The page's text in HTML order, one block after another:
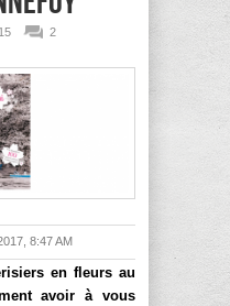
2
8:47 AM
en fleurs au
avoir à vous